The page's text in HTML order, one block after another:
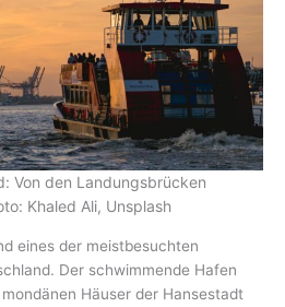
Von den Landungsbrücken
Khaled Ali, Unsplash
eines der meistbesuchten
Der schwimmende Hafen
Häuser der Hansestadt